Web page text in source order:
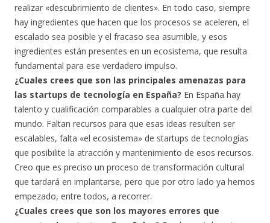
realizar «descubrimiento de clientes». En todo caso, siempre
hay ingredientes que hacen que los procesos se aceleren, el
escalado sea posible y el fracaso sea asumible, y esos
ingredientes están presentes en un ecosistema, que resulta
fundamental para ese verdadero impulso.
¿Cuales crees que son las principales amenazas para
las startups de tecnología en España? En España hay
talento y cualificación comparables a cualquier otra parte del
mundo. Faltan recursos para que esas ideas resulten ser
escalables, falta «el ecosistema» de startups de tecnologías
que posibilite la atracción y mantenimiento de esos recursos.
Creo que es preciso un proceso de transformación cultural
que tardará en implantarse, pero que por otro lado ya hemos
empezado, entre todos, a recorrer.
¿Cuales crees que son los mayores errores que